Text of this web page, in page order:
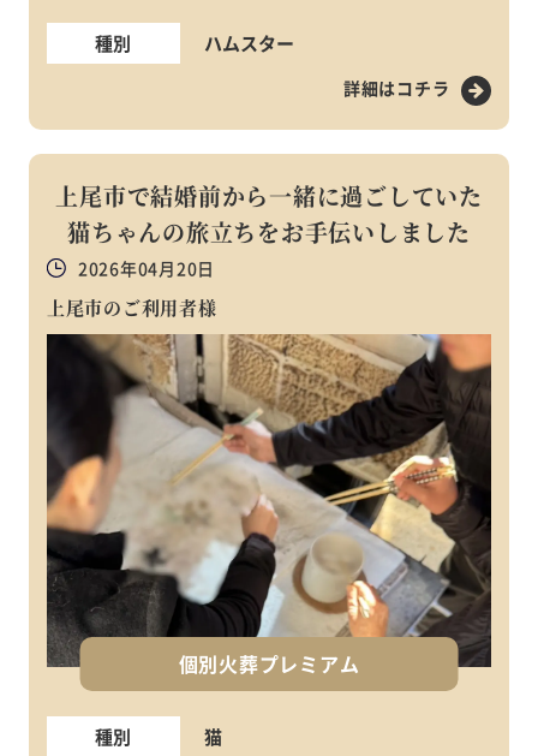
種別 ハムスター
詳細はコチラ
上尾市で結婚前から一緒に過ごしていた
猫ちゃんの旅立ちをお手伝いしました
2026年04月20日
上尾市のご利用者様
個別火葬プレミアム
種別 猫